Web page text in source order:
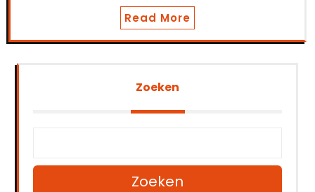
Read More
Zoeken
Zoeken